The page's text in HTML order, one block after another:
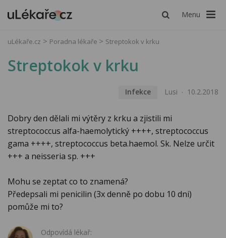
Menu
uLékaře.cz Poradna lékaře Streptokok v krku
Streptokok v krku
Infekce Lusi 10.2.2018
Dobry den dělali mi výtěry z krku a zjistili mi
streptococcus alfa-haemolytický ++++, streptococcus
gama ++++, streptococcus beta.haemol. Sk. Nelze určit
+++ a neisseria sp. +++
Mohu se zeptat co to znamená?
Předepsali mi penicilin (3x denně po dobu 10 dni)
pomůže mi to?
Odpovídá lékař: